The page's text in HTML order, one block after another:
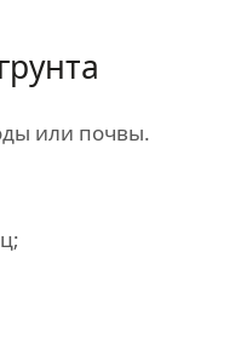
грунта
или почвы.